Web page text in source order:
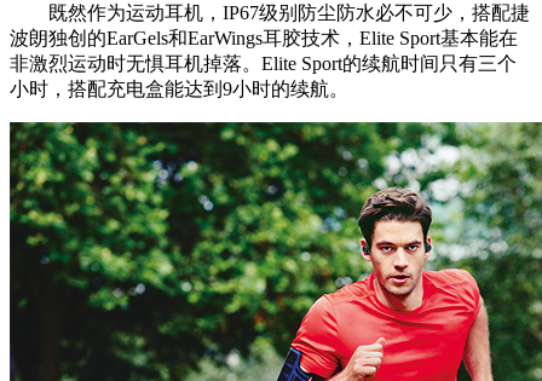
既然作为运动耳机，IP67级别防尘防水必不可少，搭配捷
波朗独创的EarGels和EarWings耳胶技术，Elite Sport基本能在
非激烈运动时无惧耳机掉落。Elite Sport的续航时间只有三个
小时，搭配充电盒能达到9小时的续航。